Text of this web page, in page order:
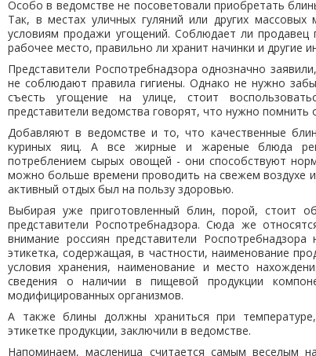
Особо в ведомстве не посоветовали приобретать
Так, в местах уличных гуляний или других
условиям продажи угощений. Соблюдает ли
рабочее место, правильно ли хранит начинки и другие
Представители Роспотребнадзора однозначно
не соблюдают правила гигиены. Однако не нужно
съесть угощение на улице, стоит
представители ведомства говорят, что нужно помнить
Добавляют в ведомстве и то, что качественные
куриных яиц. А все жирные и жареные блюда
потреблением сырых овощей - они способствуют
можно больше времени проводить на свежем воздухе
активный отдых был на пользу здоровью.
Выбирая уже приготовленный блин, порой, стоит
представители Роспотребнадзора. Сюда же
внимание россиян представители
этикетка, содержащая, в частности, наименование
условия хранения, наименование и место
сведения о наличии в пищевой продукции
модифицированных организмов.
А также блины должны храниться при
этикетке продукции, заключили в ведомстве.
Напоминаем, масленица считается самым веселым